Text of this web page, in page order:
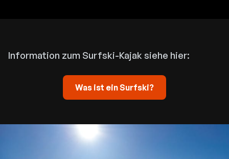
Information zum Surfski-Kajak siehe hier:
Was ist ein Surfski?